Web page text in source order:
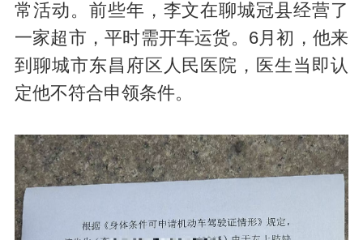
常活动。前些年，李文在聊城冠县经营了
一家超市，平时需开车运货。6月初，他来
到聊城市东昌府区人民医院，医生当即认
定他不符合申领条件。